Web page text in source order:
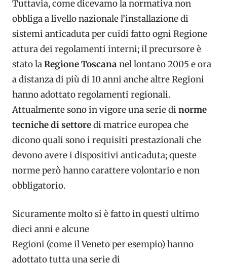
Tuttavia, come dicevamo la normativa non
obbliga a livello nazionale l’installazione di
sistemi anticaduta per cuidi fatto ogni Regione
attura dei regolamenti interni; il precursore è
stato laRegione Toscananel lontano 2005 e ora
a distanza di più di 10 anni anche altre Regioni
hanno adottato regolamenti regionali.
Attualmente sono in vigore una serie di norme
tecniche di settoredi matrice europea che
dicono quali sono i requisiti prestazionali che
devono avere i dispositivi anticaduta; queste
norme però hanno carattere volontario e non
obbligatorio.
Sicuramente molto si è fatto in questi ultimo
dieci anni e alcune
Regioni (come il Veneto per esempio) hanno
adottato tutta una serie di